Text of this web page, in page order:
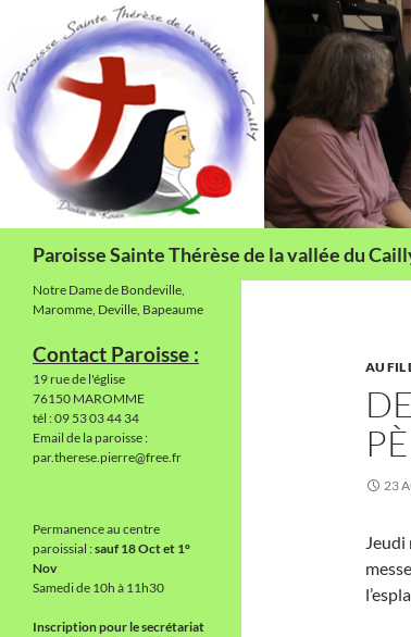
contenu
Paroisse Sainte Thérèse de la vallée du
AU FIL
23
Notre Dame de Bondeville,
Maromme, Deville, Bapeaume
Contact Paroisse :
19 rue de l'église
76150 MAROMME
tél : 09 53 03 44 34
Email de la paroisse :
par.therese.pierre@free.fr
Permanence au centre
paroissial :sauf 18 Oct et 1°
Nov
Samedi de 10h à 11h30
Inscription pour le secrétariat